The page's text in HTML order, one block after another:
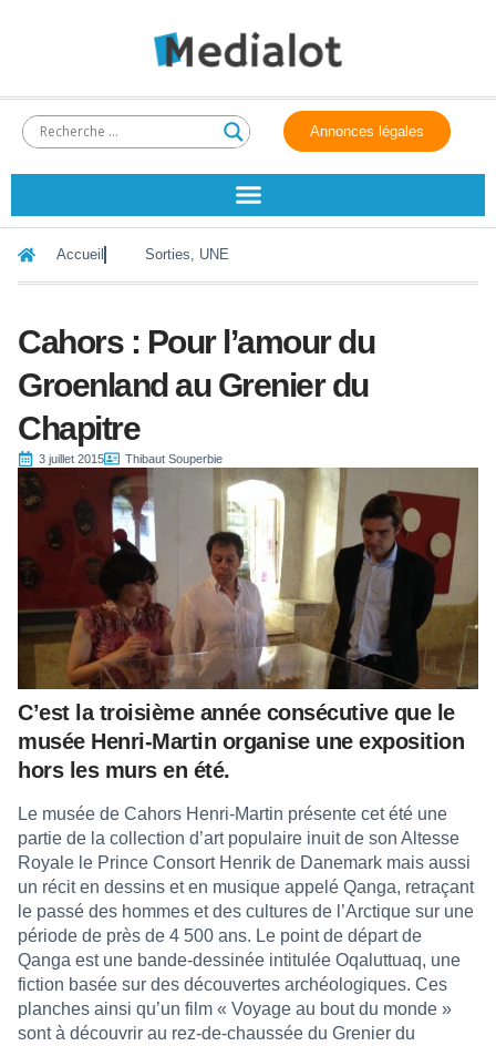
Annonces légales
Accueil Sorties, UNE
Cahors : Pour l’amour du
Groenland au Grenier du
Chapitre
3 juillet 2015 Thibaut Souperbie
C’est la troisième année consécutive que le
musée Henri-Martin organise une exposition
hors les murs en été.
Le musée de Cahors Henri-Martin présente cet été une
partie de la collection d’art populaire inuit de son Altesse
Royale le Prince Consort Henrik de Danemark mais aussi
un récit en dessins et en musique appelé Qanga, retraçant
le passé des hommes et des cultures de l’Arctique sur une
période de près de 4 500 ans. Le point de départ de
Qanga est une bande-dessinée intitulée Oqaluttuaq, une
fiction basée sur des découvertes archéologiques. Ces
planches ainsi qu’un film « Voyage au bout du monde »
sont à découvrir au rez-de-chaussée du Grenier du